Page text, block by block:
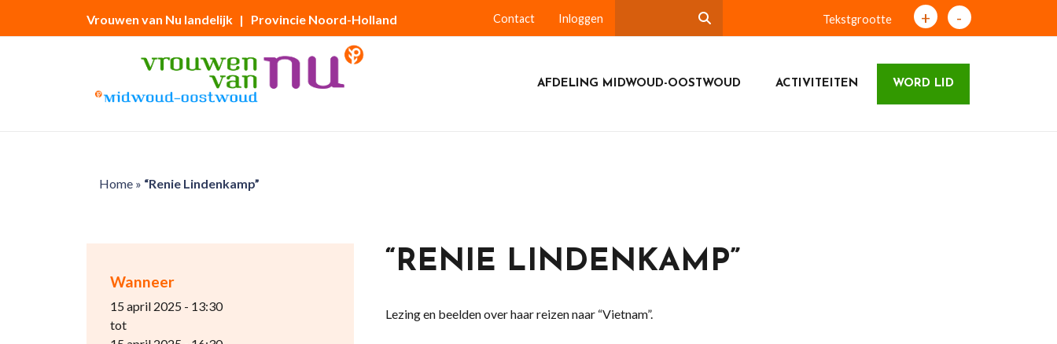
Vrouwen van Nu landelijk | Provincie Noord-Holland Contact Inloggen Tekstgrootte + -
AFDELING MIDWOUD-OOSTWOUD ACTIVITEITEN WORD LID
Home» “Renie Lindenkamp”
Wanneer
15 april 2025 - 13:30
tot
“RENIE LINDENKAMP”
Lezing en beelden over haar reizen naar “Vietnam”.